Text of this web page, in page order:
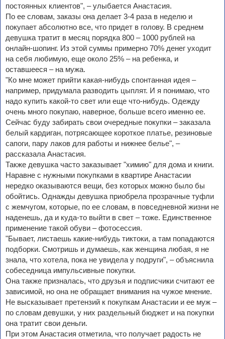
постоянных клиентов", – улыбается Анастасия.
По ее словам, заказы она делает 3-4 раза в неделю и
покупает абсолютно все, что придет в голову. В среднем
девушка тратит в месяц порядка 800 – 1000 рублей на
онлайн-шопинг. Из этой суммы примерно 70% денег уходит
на себя любимую, еще около 25% – на ребенка, и
оставшееся – на мужа.
"Ко мне может прийти какая-нибудь спонтанная идея –
например, придумала разводить цыплят. И я понимаю, что
надо купить какой-то свет или еще что-нибудь. Одежду
очень много покупаю, наверное, больше всего именно ее.
Сейчас буду забирать свои очередные покупки – заказала
белый кардиган, потрясающее короткое платье, резиновые
сапоги, пару лаков для работы и нижнее белье", –
рассказала Анастасия.
Также девушка часто заказывает "химию" для дома и книги.
Наравне с нужными покупками в квартире Анастасии
нередко оказываются вещи, без которых можно было бы
обойтись. Однажды девушка приобрела прозрачные туфли
с жемчугом, которые, по ее словам, в повседневной жизни не
наденешь, да и куда-то выйти в свет – тоже. Единственное
применение такой обуви – фотосессия.
"Бывает, листаешь какие-нибудь тиктоки, а там попадаются
подборки. Смотришь и думаешь, как женщина любая, я не
знала, что хотела, пока не увидела у подруги", – объяснила
собеседница импульсивные покупки.
Она также призналась, что друзья и подписчики считают ее
зависимой, но она не обращает внимания на чужое мнение.
Не высказывает претензий к покупкам Анастасии и ее муж –
по словам девушки, у них раздельный бюджет и на покупки
она тратит свои деньги.
При этом Анастасия отметила, что получает радость не